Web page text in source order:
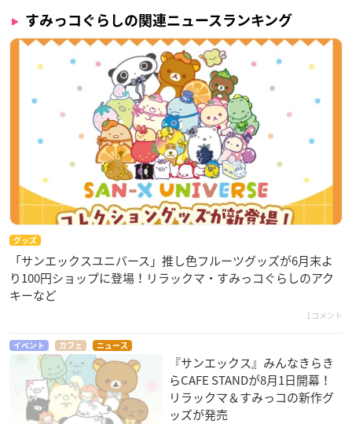
すみっコぐらしの関連ニュースランキング
グッズ
「サンエックスユニバース」推し色フルーツグッズが6月末よ
り100円ショップに登場！リラックマ・すみっコぐらしのアク
キーなど
1コメント
イベント カフェ ニュース
『サンエックス』みんなきらき
らCAFE STANDが8月1日開幕！
リラックマ＆すみっコの新作グ
ッズが発売